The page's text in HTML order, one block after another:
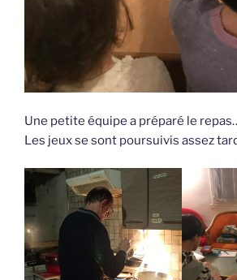
Une petite équipe a préparé le
Les jeux se sont poursuivis assez